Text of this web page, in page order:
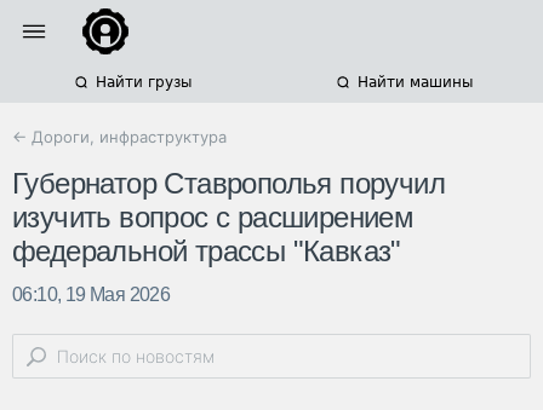
Найти грузы Найти машины
← Дороги, инфраструктура
Губернатор Ставрополья поручил
изучить вопрос с расширением
федеральной трассы "Кавказ"
06:10, 19 Мая 2026